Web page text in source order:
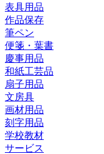
表具用品
作品保存
筆ペン
便箋・葉書
慶事用品
和紙工芸品
扇子用品
文房具
画材用品
刻字用品
学校教材
サービス